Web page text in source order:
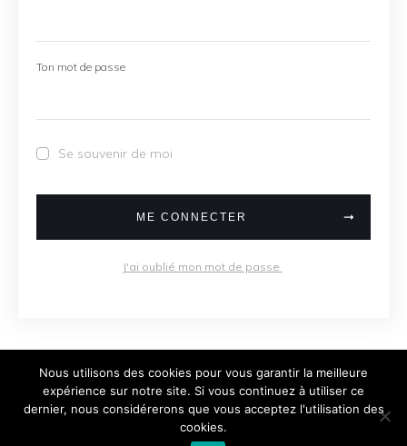
Ton mot de passe
Se souvenir de moi
ME CONNECTER
J'ai oublié mon mot de passe
Copyright2026Damien Fauche, tous droits
Politique de confidentialité
Nous utilisons des cookies pour vous garantir la meilleure
expérience sur notre site. Si vous continuez à utiliser ce
dernier, nous considérerons que vous acceptez l'utilisation des
cookies.